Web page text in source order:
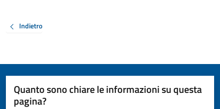
Indietro
Quanto sono chiare le informazioni su questa
pagina?